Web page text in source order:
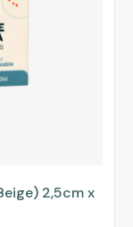
2,5cm x